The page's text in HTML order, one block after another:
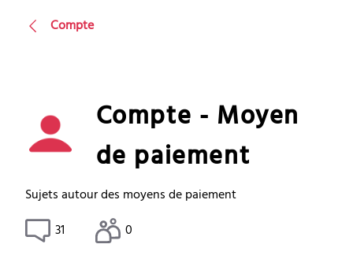
Compte
Compte - Moyen
de paiement
Sujets autour des moyens de paiement
31
0